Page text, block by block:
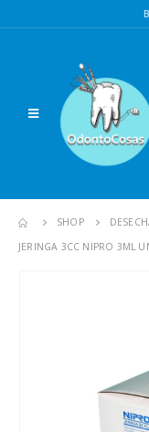
SHOP
JERINGA 3CC NIPRO 3ML